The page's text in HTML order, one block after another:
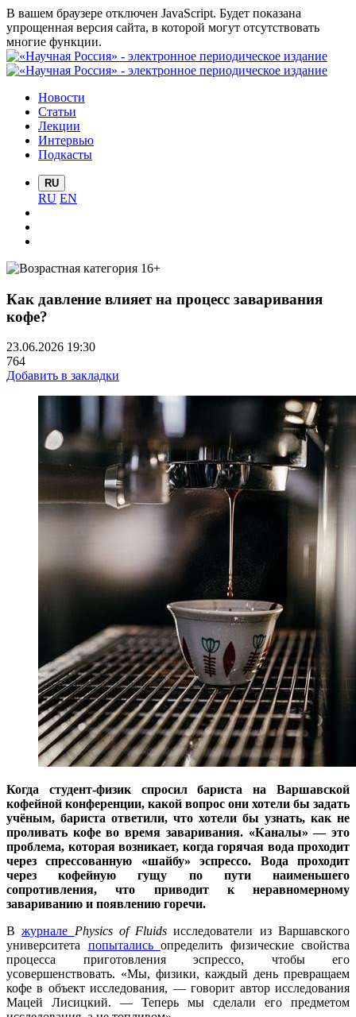
В вашем браузере отключен JavaScript. Будет показана
упрощенная версия сайта, в которой могут отсутствовать
многие функции.
Новости
Статьи
Лекции
Интервью
Подкасты
RU
RU EN
Как давление влияет на процесс заваривания
кофе?
23.06.2026 19:30
764
Добавить в закладки
Когда студент-физик спросил бариста на Варшавской
кофейной конференции, какой вопрос они хотели бы задать
учёным, бариста ответили, что хотели бы узнать, как не
проливать кофе во время заваривания. «Каналы» — это
проблема, которая возникает, когда горячая вода проходит
через спрессованную «шайбу» эспрессо. Вода проходит
через кофейную гущу по пути наименьшего
сопротивления, что приводит к неравномерному
завариванию и появлению горечи.
Вжурнале Physics of Fluids исследователи из Варшавского
университета попытались определить физические свойства
процесса приготовления эспрессо, чтобы его
усовершенствовать. «Мы, физики, каждый день превращаем
кофе в объект исследования, — говорит автор исследования
Мацей Лисицкий. — Теперь мы сделали его предметом